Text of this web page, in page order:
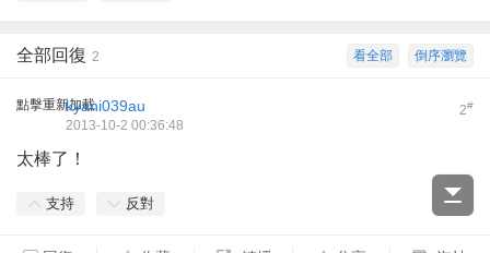
倒序瀏覽
看全部
全部回復 2
點擊重新加載 2#
kyani039au
2013-10-2 00:36:48
太棒了！
支持 反對